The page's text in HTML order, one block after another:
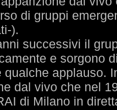
di gruppi
).
successivi il
e sorgono
qualche applauso.
dal vivo che nel
di Milano in